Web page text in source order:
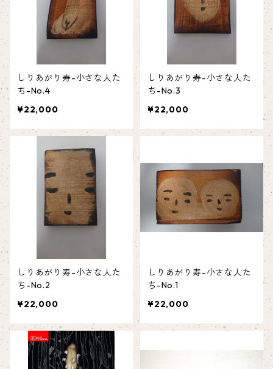
しりあがり寿-小さな人た
ち-No.4
¥22,000
しりあがり寿-小さな人た
ち-No.3
¥22,000
しりあがり寿-小さな人た
ち-No.2
¥22,000
しりあがり寿-小さな人た
ち-No.1
¥22,000